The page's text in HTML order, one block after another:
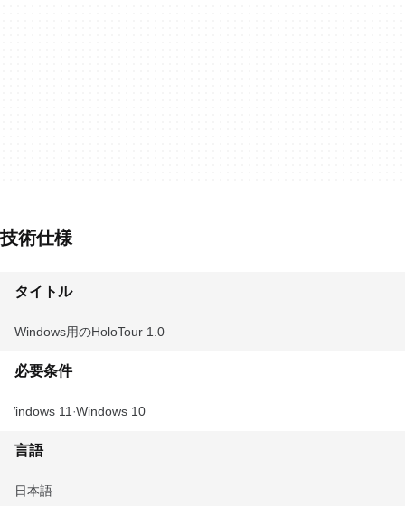
技術仕様
タイトル
Windows用のHoloTour 1.0
必要条件
Windows 11 Windows 10
言語
日本語